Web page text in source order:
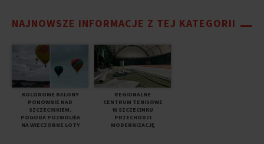
NAJNOWSZE INFORMACJE Z TEJ KATEGORII
KOLOROWE BALONY
PONOWNIE NAD
SZCZECINKIEM.
POGODA POZWOLIŁA
NA WIECZORNE LOTY
REGIONALNE
CENTRUM TENISOWE
W SZCZECINKU
PRZECHODZI
MODERNIZACJĘ